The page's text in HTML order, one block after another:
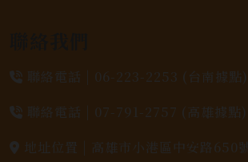
聯絡電話 | 06-223-2253 (台南據點)
聯絡電話 | 07-791-2757 (高雄據點)
地址位置 | 高雄市小港區中安路650號